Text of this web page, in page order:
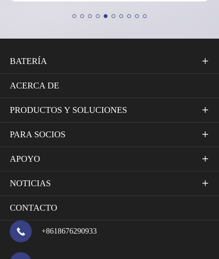
BATERÍA 
ACERCA DE
PRODUCTOS Y SOLUCIONES 
PARA SOCIOS 
APOYO 
NOTICIAS 
CONTACTO
 +8618676290933